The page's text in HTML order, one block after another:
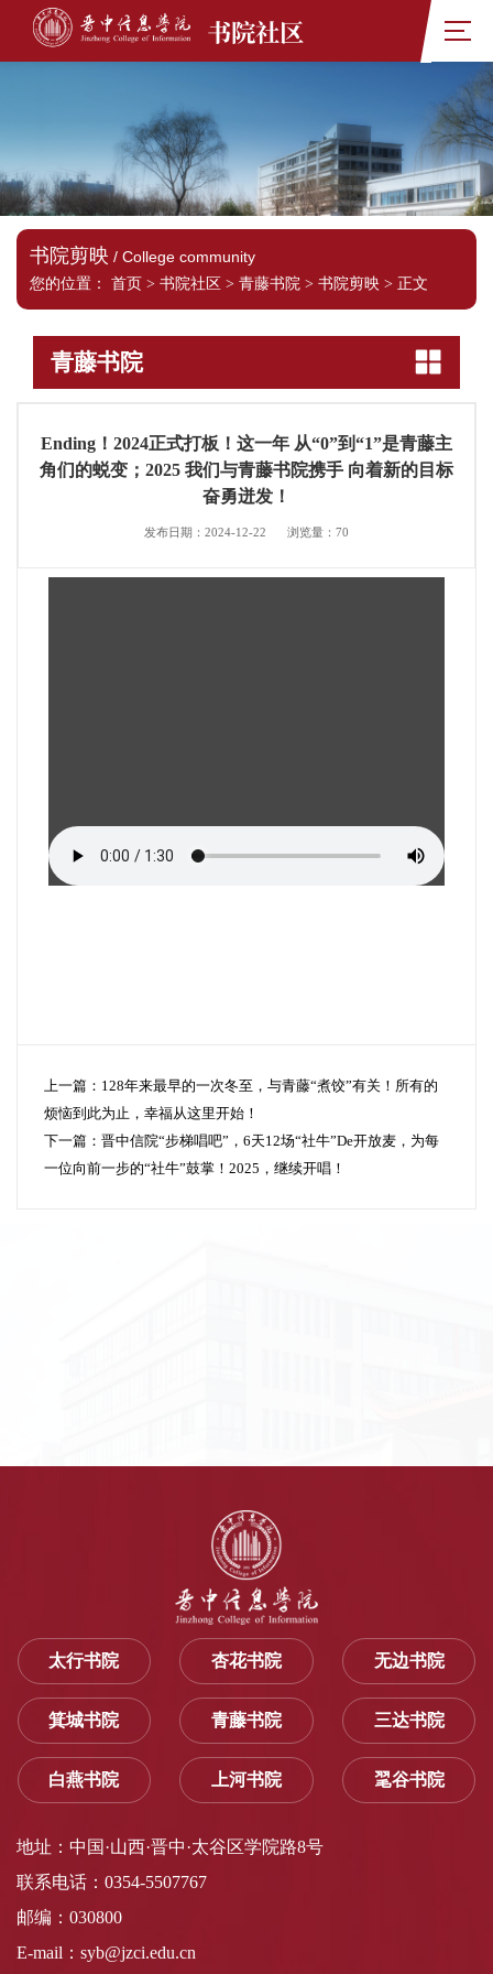
书院社区
书院剪映 / College community
您的位置：
首页 > 书院社区 > 青藤书院 > 书院剪映 > 正文
青藤书院
Ending！2024正式打板！这一年 从“0”到“1”是青藤主
角们的蜕变；2025 我们与青藤书院携手 向着新的目标
奋勇迸发！
发布日期：2024-12-22 浏览量： 70
上一篇： 128年来最早的一次冬至，与青藤“煮饺”有关！所有的
烦恼到此为止，幸福从这里开始！
下一篇： 晋中信院“步梯唱吧”，6天12场“社牛”De开放麦，为每
一位向前一步的“社牛”鼓掌！2025，继续开唱！
太行书院 杏花书院 无边书院
箕城书院 青藤书院 三达书院
白燕书院 上河书院 毣谷书院
地址：中国·山西·晋中·太谷区学院路8号
联系电话：0354-5507767
邮编：030800
E-mail：syb@jzci.edu.cn